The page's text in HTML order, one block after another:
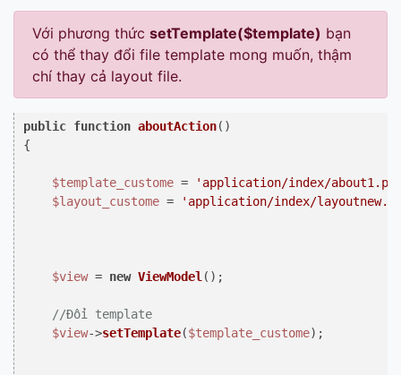
Với phương thức setTemplate($template) bạn
có thể thay đổi file template mong muốn, thậm
chí thay cả layout file.
public function aboutAction(
{
$template_custome =
'application/index/
$layout_custome = 'application/index/
$view = new ViewModel ();
//Đổi template
$view->setTemplate($template_custome);